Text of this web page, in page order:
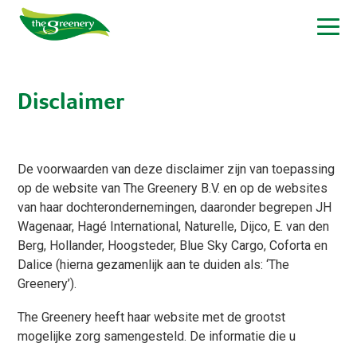
Disclaimer
De voorwaarden van deze disclaimer zijn van toepassing
op de website van The Greenery B.V. en op de websites
van haar dochterondernemingen, daaronder begrepen JH
Wagenaar, Hagé International, Naturelle, Dijco, E. van den
Berg, Hollander, Hoogsteder, Blue Sky Cargo, Coforta en
Dalice (hierna gezamenlijk aan te duiden als: ‘The
Greenery’).
The Greenery heeft haar website met de grootst
mogelijke zorg samengesteld. De informatie die u